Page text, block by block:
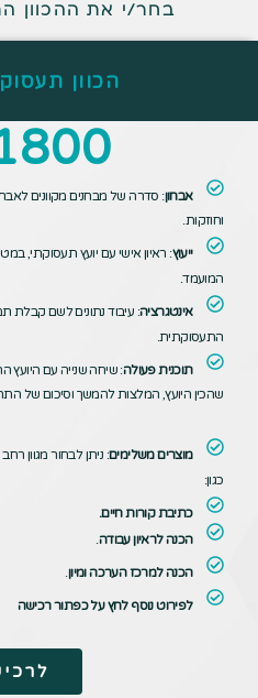
בחר/י את ההכוון
הכוון
אבחון: סדרה של מבחנים מקוונים
וחוזקות.
ייעוץ: ראיון אישי עם יועץ תעסוקתי,
המועמד.
אינטגרציה: עיבוד נתונים לשם קבלת
התעסוקתית.
תוכנית פעולה: שיחה שנייה עם היועץ
שהכין היועץ, המלצות להמשך וסיכום של
מוצרים משלימים: ניתן לבחור מגוון
כגון:
כתיבת קורות חיים.
הכנה לראיון עבודה.
הכנה למרכז הערכה ומיון
לפירוט נוסף לחץ על כפתור רכישה